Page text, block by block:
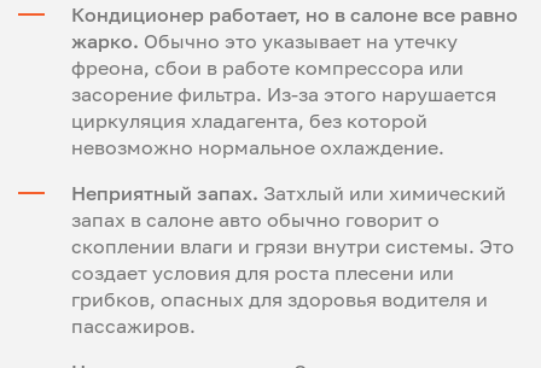
Кондиционер работает, но в салоне все равно
жарко. Обычно это указывает на утечку
фреона, сбои в работе компрессора или
засорение фильтра. Из-за этого нарушается
циркуляция хладагента, без которой
невозможно нормальное охлаждение.
Неприятный запах. Затхлый или химический
запах в салоне авто обычно говорит о
скоплении влаги и грязи внутри системы. Это
создает условия для роста плесени или
грибков, опасных для здоровья водителя и
пассажиров.